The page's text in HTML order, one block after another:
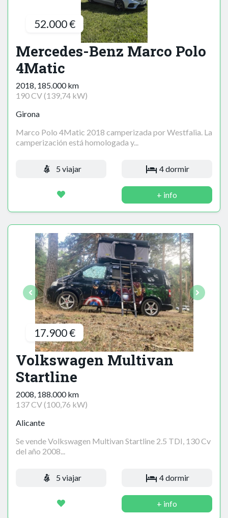
52.000 €
Mercedes-Benz Marco Polo
4Matic
2018, 185.000 km
190 CV (139,74 kW)
Girona
Marco Polo 4Matic 2018 camperizada por Westfalia. La
camperización está homologada y...
5 viajar 4 dormir
+ info
17.900 €
Volkswagen Multivan
Startline
2008, 188.000 km
137 CV (100,76 kW)
Alicante
Se vende Volkswagen Multivan Startline 2.5 TDI, 130 Cv
del año 2008...
5 viajar 4 dormir
+ info